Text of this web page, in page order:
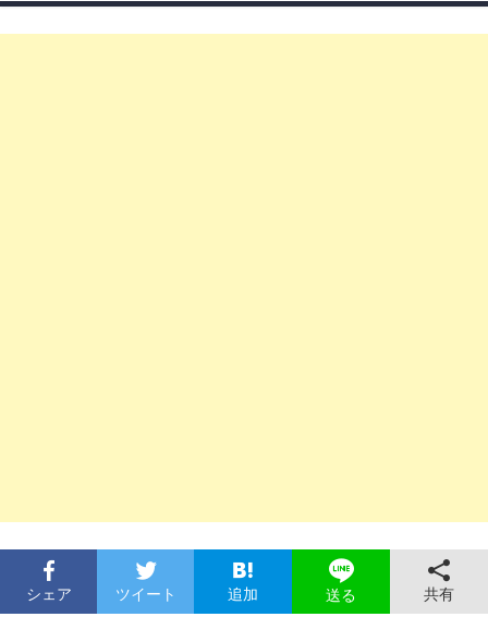
シェア ツイート 追加 送る 共有